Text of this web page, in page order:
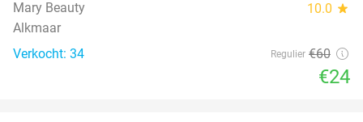
Mary Beauty 10.0 star
Alkmaar
Verkocht: 34
Regulier €60
€24